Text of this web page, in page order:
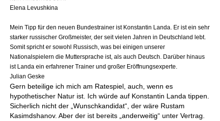
Elena Levushkina
Mein Tipp für den neuen Bundestrainer ist Konstantin Landa. Er ist ein sehr
starker russischer Großmeister, der seit vielen Jahren in Deutschland lebt.
Somit spricht er sowohl Russisch, was bei einigen unserer
Nationalspielern die Muttersprache ist, als auch Deutsch. Darüber hinaus
ist Landa ein erfahrener Trainer und großer Eröffnungsexperte.
Julian Geske
Gern beteilige ich mich am Ratespiel, auch, wenn es
hypothetischer Natur ist. Ich würde auf Konstantin Landa tippen.
Sicherlich nicht der „Wunschkandidat“, der wäre Rustam
Kasimdshanov. Aber der ist bereits „anderweitig“ unter Vertrag.